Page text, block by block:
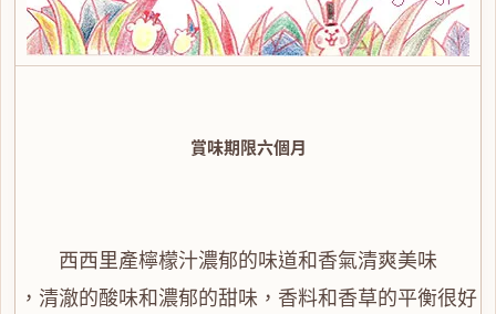
賞味期限六個月
西西里產檸檬汁濃郁的味道和香氣清爽美味
，清澈的酸味和濃郁的甜味，香料和香草的平衡很好